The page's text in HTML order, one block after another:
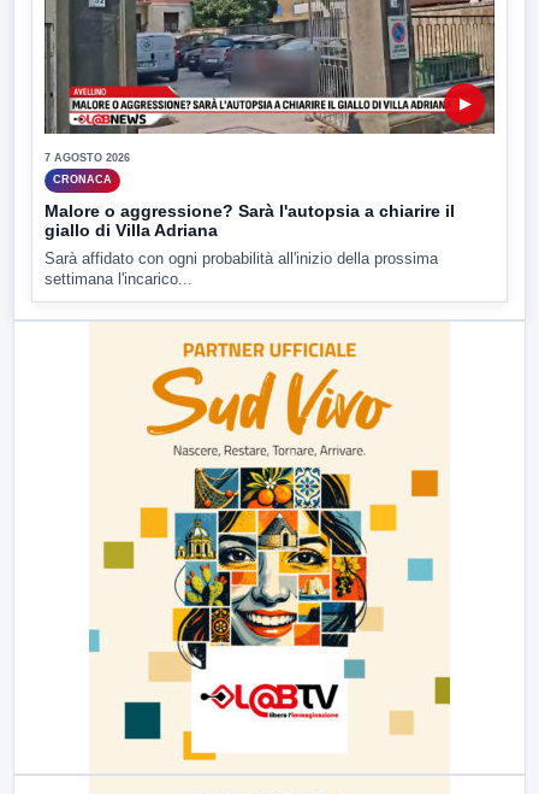
▶
7 AGOSTO 2026
CRONACA
Malore o aggressione? Sarà l'autopsia a chiarire il
giallo di Villa Adriana
Sarà affidato con ogni probabilità all'inizio della prossima
settimana l'incarico...